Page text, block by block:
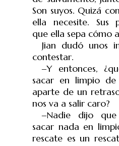
Son suyos. Quizá
ella necesite. Sus
que ella sepa cómo
Jian dudó unos
contestar.
‒Y entonces,
sacar en limpio de
aparte de un
nos va a salir caro?
‒Nadie dijo
sacar nada en
rescate es un